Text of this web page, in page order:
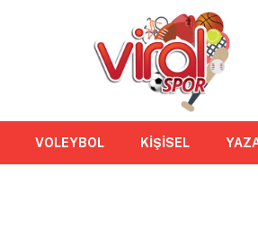
VOLEYBOL KİŞİSEL